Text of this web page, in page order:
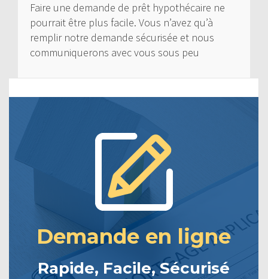
Faire une demande de prêt hypothécaire ne
pourrait être plus facile. Vous n’avez qu’à
remplir notre demande sécurisée et nous
communiquerons avec vous sous peu
Demande en ligne
Rapide, Facile, Sécurisé